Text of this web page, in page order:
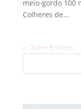
meio-gordo 100
Colheres de...
« Older Entries